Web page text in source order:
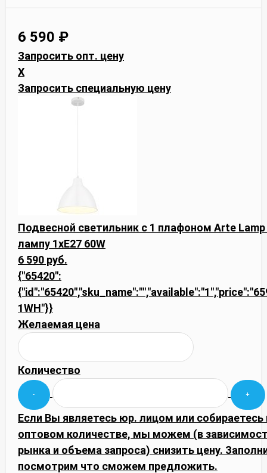
6 590 ₽
Запросить опт. цену
X
Запросить специальную цену
Подвесной светильник с 1 плафоном Arte Lamp
лампу 1xE27 60W
6 590 руб.
{"65420":
1WH"}}
Желаемая цена
Количество
Если Вы являетесь юр. лицом или собираетесь
оптовом количестве, мы можем (в
рынка и объема запроса) снизить цену.
посмотрим что сможем предложить.